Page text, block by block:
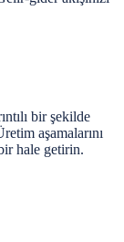
bir şekilde
aşamalarını
hale getirin.